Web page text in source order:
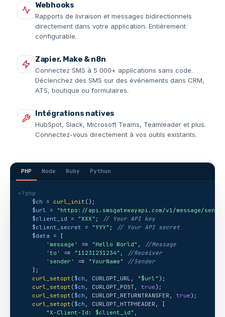
Webhooks
Rapports de livraison et messages bidirectionnels
directement dans votre application. Entièrement
configurable.
Zapier, Make & n8n
Connectez SMS à 5 000+ applications sans code.
Déclenchez des SMS sur des événements dans CRM,
ATS, boutique ou formulaires.
Intégrations natives
HubSpot, Slack, Microsoft Teams, Teamleader et plus.
Connectez-vous directement à vos outils existants.
PHP Node Ruby Python
<?php
$ch = curl_init ();
$url = "https://api.smsgatewayapi.com/v1/message/send"
$client_id = "XXX" ;
// Your API key
$client_secret = "YYY" ;
// Your API secret
$data = [
'message'
=> "Hello World" ,
//Message
'to'
=> "11231231234" ,
//Receiver
'sender'
=> "YourName"
//Sender
    ];
curl_setopt ($ch , CURLOPT_URL, "$url" );
curl_setopt ($ch , CURLOPT_POST, true);
curl_setopt ($ch , CURLOPT_RETURNTRANSFER, true);
curl_setopt ($ch , CURLOPT_HTTPHEADER, [
"X-Client-Id: $client_id" ,